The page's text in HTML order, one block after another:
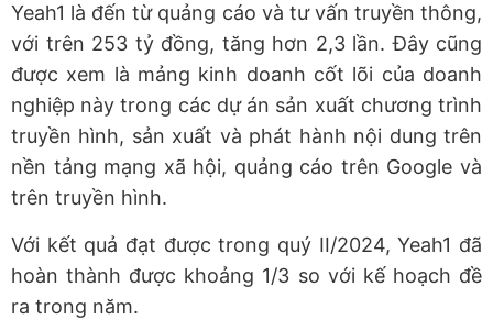
Yeah1 là đến từ quảng cáo và tư vấn truyền thông,
với trên 253 tỷ đồng, tăng hơn 2,3 lần. Đây cũng
được xem là mảng kinh doanh cốt lõi của doanh
nghiệp này trong các dự án sản xuất chương trình
truyền hình, sản xuất và phát hành nội dung trên
nền tảng mạng xã hội, quảng cáo trên Google và
trên truyền hình.
Với kết quả đạt được trong quý II/2024, Yeah1 đã
hoàn thành được khoảng 1/3 so với kế hoạch đề
ra trong năm.